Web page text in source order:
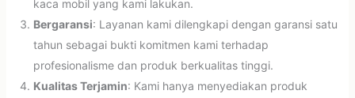
kaca mobil yang kami lakukan.
Bergaransi: Layanan kami dilengkapi dengan garansi satu
tahun sebagai bukti komitmen kami terhadap
profesionalisme dan produk berkualitas tinggi.
Kualitas Terjamin: Kami hanya menyediakan produk